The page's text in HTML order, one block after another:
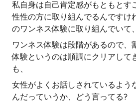
私自身は自己肯定感がもともとす
性性の方に取り組んでるんですけ
のワンネス体験に取り組んでいて、
ワンネス体験は段階があるので、
体験というのは順調にクリアして
も、
女性がよくお話しされているよう
んだっていうか、どう言ってる?